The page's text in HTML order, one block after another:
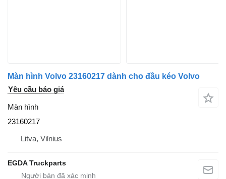
Màn hình Volvo 23160217 dành cho đầu kéo Volvo
Yêu cầu báo giá
Màn hình
23160217
Litva, Vilnius
EGDA Truckparts